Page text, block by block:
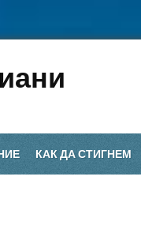
КАК ДА СТИГНЕМ